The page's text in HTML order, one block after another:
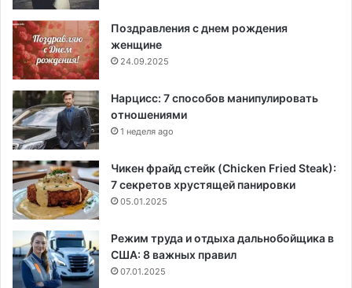
Поздравления с днем рождения
женщине
24.09.2025
Нарцисс: 7 способов манипулировать
отношениями
1 неделя ago
Чикен фрайд стейк (Chicken Fried Steak):
7 секретов хрустящей панировки
05.01.2025
Режим труда и отдыха дальнобойщика в
США: 8 важных правил
07.01.2025